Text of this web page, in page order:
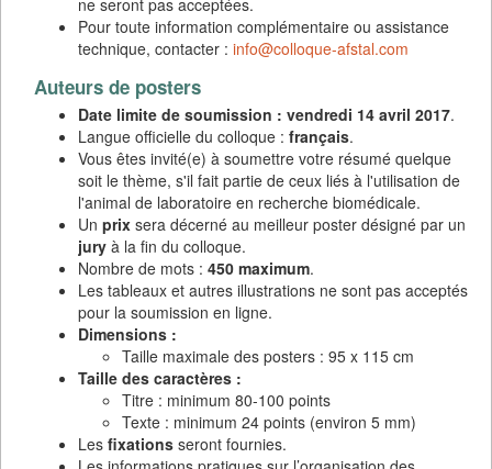
ne seront pas acceptées.
Pour toute information complémentaire ou assistance
technique, contacter : info@colloque-afstal.com
Auteurs de posters
Date limite de soumission : vendredi 14 avril 2017.
Langue officielle du colloque : français.
Vous êtes invité(e) à soumettre votre résumé quelque
soit le thème, s'il fait partie de ceux liés à l'utilisation de
l'animal de laboratoire en recherche biomédicale.
Un prix sera décerné au meilleur poster désigné par un
jury à la fin du colloque.
Nombre de mots : 450 maximum.
Les tableaux et autres illustrations ne sont pas acceptés
pour la soumission en ligne.
Dimensions :
Taille maximale des posters : 95 x 115 cm
Taille des caractères :
Titre : minimum 80-100 points
Texte : minimum 24 points (environ 5 mm)
Les fixations seront fournies.